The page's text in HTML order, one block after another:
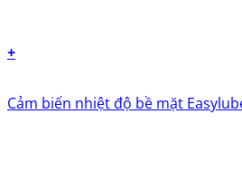
+
Cảm biến nhiệt độ bề mặt